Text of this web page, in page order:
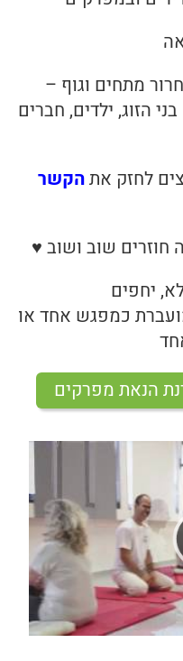
מתחים וגוף –
הזוג, ילדים, חברים
לחזק אתהקשר
שוב ושוב ♥
יחפים
כמפגש אחד או
הנאת מפרקים